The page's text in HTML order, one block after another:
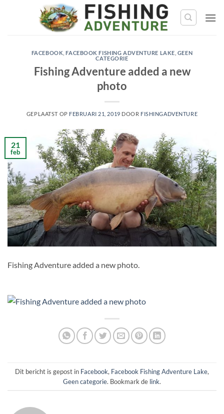
FACEBOOK ,FACEBOOK FISHING ADVENTURE LAKE GEEN
CATEGORIE
Fishing Adventure added a new
photo
GEPLAATST OP FEBRUARI 21, 2019 DOOR FISHINGADVENTURE
21
feb
Fishing Adventure added a new photo.
Dit bericht is gepost in Facebook, Facebook Fishing Adventure Lake,
Geen categorie. Bookmark de link.